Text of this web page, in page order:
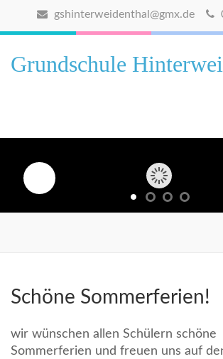
gshinterweidenthal@gmx.de
Grundschule
Schöne Sommerferien!
wir wünschen allen Schülern schöne
Sommerferien und freuen uns auf